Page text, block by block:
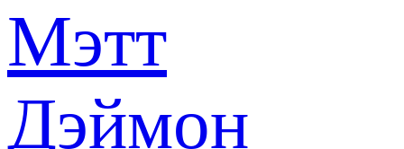
Мэтт
Дэймон